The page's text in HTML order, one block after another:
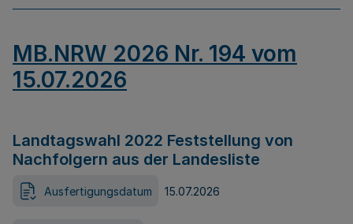
MB.NRW 2026 Nr. 194 vom
15.07.2026
Landtagswahl 2022 Feststellung von
Nachfolgern aus der Landesliste
Ausfertigungsdatum 15.07.2026